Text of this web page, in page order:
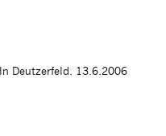
Deutzerfeld. 13.6.2006